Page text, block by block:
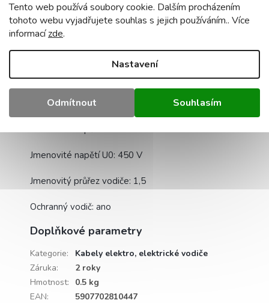
Tento web používá soubory cookie. Dalším procházením
tohoto webu vyjadřujete souhlas s jejich používáním.. Více
informacízde.
Nastavení
Odmítnout Souhlasím
Barva pláště/izolace: Bílá
Počet vodičů: 3
Materiál izolace vodiče: Polyvinylchlorid (PVC)
Materiál vnějšího pláště: Materiál: polyvinylchlorid
(PVC)
Jmenovité napětí U0: 450 V
Jmenovitý průřez vodiče: 1,5
Ochranný vodič: ano
Doplňkové parametry
Kategorie:
Kabely elektro, elektrické vodiče
Záruka:
2 roky
Hmotnost:
0.5 kg
EAN: 5907702810447